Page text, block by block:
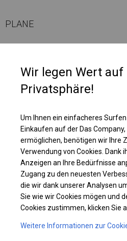
PLANE
oder Bootslager, Autowaschanlage und
Plane
KONSTRUKTION
WINTER
Wir legen Wert auf
Privatsphäre!
Um Ihnen ein einfacheres
Einkaufen auf der Das
ermöglichen, benötigen wir Ihre
Verwendung von Cookies. Dank
Anzeigen an Ihre Bedürfnisse
Zugang zu den neuesten
die wir dank unserer Analysen
Sie wie wir Cookies mögen und
Cookies zustimmen, klicken Sie
Weitere Informationen zur